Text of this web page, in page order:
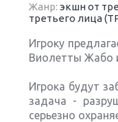
Жанр: экшн от
третьего лица
Игроку
Виолетты Жабо
Игрока будут
задача -
серьезно
Next